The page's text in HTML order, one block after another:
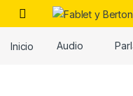
Skip to navigation
Skip to content
Inicio Audio